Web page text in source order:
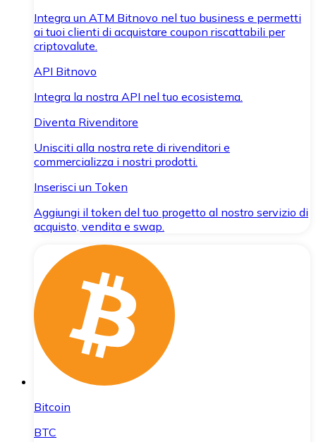
Integra un ATM Bitnovo nel tuo business e permetti
ai tuoi clienti di acquistare coupon riscattabili per
criptovalute.
API Bitnovo
Integra la nostra API nel tuo ecosistema.
Diventa Rivenditore
Unisciti alla nostra rete di rivenditori e
commercializza i nostri prodotti.
Inserisci un Token
Aggiungi il token del tuo progetto al nostro servizio di
acquisto, vendita e swap.
Bitcoin
BTC